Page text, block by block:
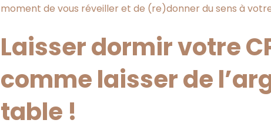
moment de vous réveiller et de (re)donner du sens à
Laisser dormir votre
comme laisser de
table !